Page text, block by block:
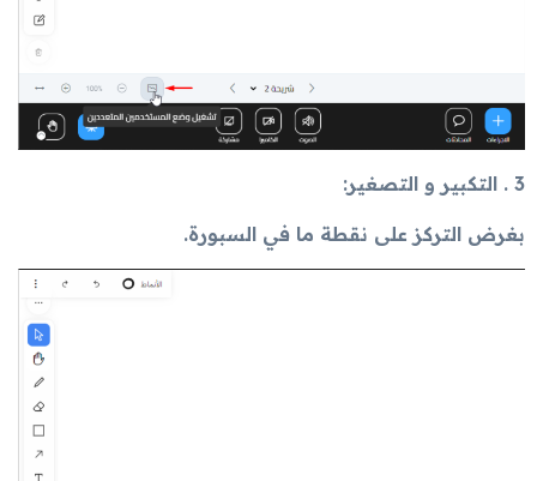
3 . التكبير و التصغير:
بغرض التركز على نقطة ما في السبورة.